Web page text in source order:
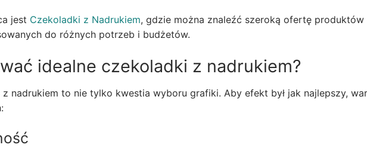
jest Czekoladki z Nadrukiem, gdzie można znaleźć szeroką ofertę produktów
do różnych potrzeb i budżetów.
idealne czekoladki z nadrukiem?
nadrukiem to nie tylko kwestia wyboru grafiki. Aby efekt był jak najlepszy,